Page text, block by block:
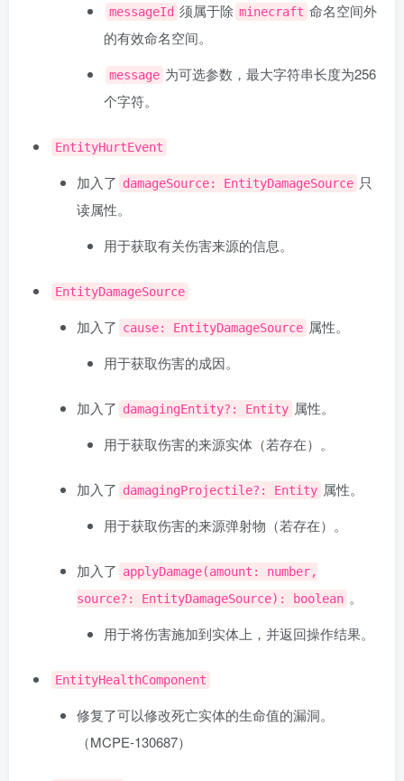
messageId 须属于除 minecraft 命名空间外
的有效命名空间。
message 为可选参数，最大字符串长度为256
个字符。
EntityHurtEvent
加入了 damageSource: EntityDamageSource 只
读属性。
用于获取有关伤害来源的信息。
EntityDamageSource
加入了 cause: EntityDamageSource 属性。
用于获取伤害的成因。
加入了 damagingEntity?: Entity 属性。
用于获取伤害的来源实体（若存在）。
加入了 damagingProjectile?: Entity 属性。
用于获取伤害的来源弹射物（若存在）。
加入了 applyDamage(amount: number,
source?: EntityDamageSource): boolean 。
用于将伤害施加到实体上，并返回操作结果。
EntityHealthComponent
修复了可以修改死亡实体的生命值的漏洞。
（MCPE-130687）